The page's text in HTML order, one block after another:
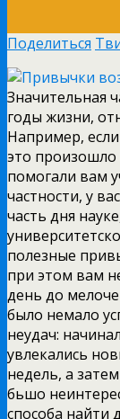
Поделиться
Значительная
годы жизни,
Например,
это
помогали вам
частности, у
часть дня
полезные
при этом вам
день до
было немало
неудач:
увлекались
недель, а
бьшо
способа найти